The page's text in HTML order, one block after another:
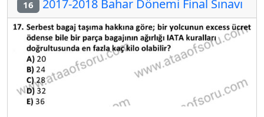
16 2017-2018 Bahar Dönemi Final Sınavı